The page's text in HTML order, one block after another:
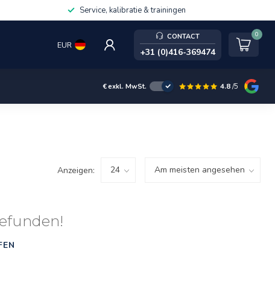
Service, kalibratie & trainingen
EUR
CONTACT
+31 (0)416-369474
0
€exkl. MwSt. 4.8/5
Anzeigen: